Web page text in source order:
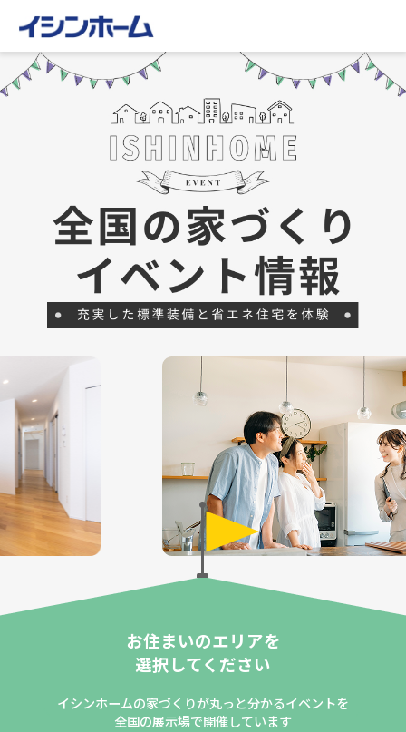
お住まいのエリアを
選択してください
イシンホームの家づくりが丸っと分かるイベントを
全国の展示場で開催しています